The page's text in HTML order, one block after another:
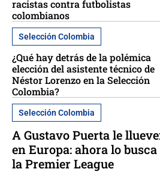
racistas contra futbolistas
colombianos
Selección Colombia
¿Qué hay detrás de la polémica
elección del asistente técnico de
Néstor Lorenzo en la Selección
Colombia?
Selección Colombia
A Gustavo Puerta le
en Europa: ahora lo
la Premier League